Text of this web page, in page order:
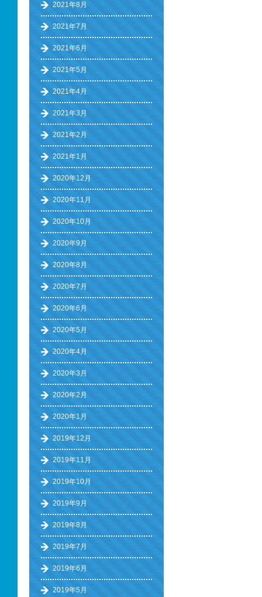
2021年8月
2021年7月
2021年6月
2021年5月
2021年4月
2021年3月
2021年2月
2021年1月
2020年12月
2020年11月
2020年10月
2020年9月
2020年8月
2020年7月
2020年6月
2020年5月
2020年4月
2020年3月
2020年2月
2020年1月
2019年12月
2019年11月
2019年10月
2019年9月
2019年8月
2019年7月
2019年6月
2019年5月